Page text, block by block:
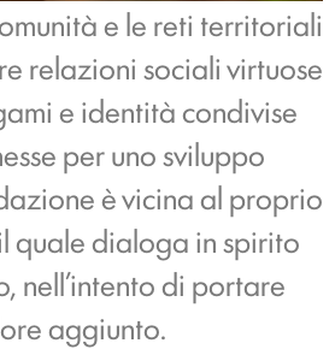
e le reti territoriali
relazioni sociali virtuose
e identità condivise
per uno sviluppo
è vicina al proprio
quale dialoga in spirito
nell’intento di portare
aggiunto.